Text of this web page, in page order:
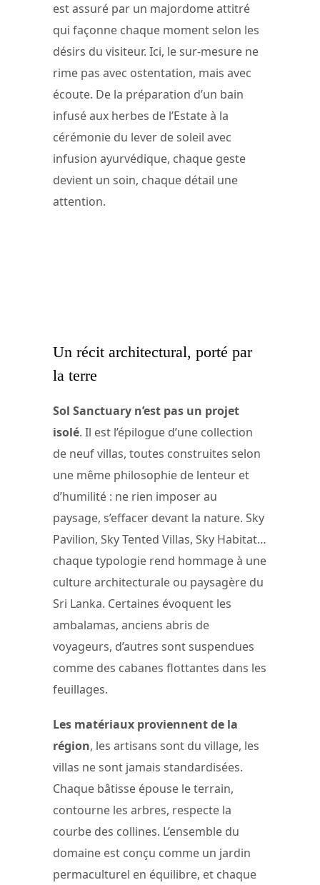
est assuré par un majordome attitré
qui façonne chaque moment selon les
désirs du visiteur. Ici, le sur-mesure ne
rime pas avec ostentation, mais avec
écoute. De la préparation d’un bain
infusé aux herbes de l’Estate à la
cérémonie du lever de soleil avec
infusion ayurvédique, chaque geste
devient un soin, chaque détail une
attention.
Un récit architectural, porté par
la terre
Sol Sanctuary n’est pas un projet
isolé. Il est l’épilogue d’une collection
de neuf villas, toutes construites selon
une même philosophie de lenteur et
d’humilité : ne rien imposer au
paysage, s’effacer devant la nature. Sky
Pavilion, Sky Tented Villas, Sky Habitat…
chaque typologie rend hommage à une
culture architecturale ou paysagère du
Sri Lanka. Certaines évoquent les
ambalamas, anciens abris de
voyageurs, d’autres sont suspendues
comme des cabanes flottantes dans les
feuillages.
Les matériaux proviennent de la
région, les artisans sont du village, les
villas ne sont jamais standardisées.
Chaque bâtisse épouse le terrain,
contourne les arbres, respecte la
courbe des collines. L’ensemble du
domaine est conçu comme un jardin
permaculturel en équilibre, et chaque